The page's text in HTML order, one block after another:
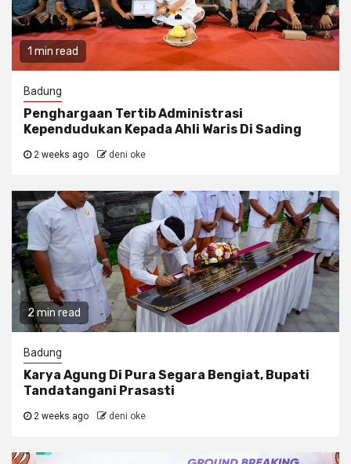
1 min read
Badung
Penghargaan Tertib Administrasi
Kependudukan Kepada Ahli Waris Di Sading
2 weeks ago deni oke
2 min read
Badung
Karya Agung Di Pura Segara Bengiat, Bupati
Tandatangani Prasasti
2 weeks ago deni oke